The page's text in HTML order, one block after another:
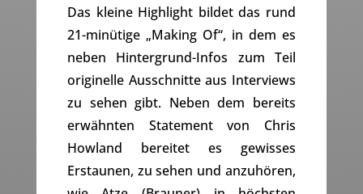
Das kleine Highlight bildet das rund
21-minütige „Making Of“, in dem es
neben Hintergrund-Infos zum Teil
originelle Ausschnitte aus Interviews
zu sehen gibt. Neben dem bereits
erwähnten Statement von Chris
Howland bereitet es gewisses
Erstaunen, zu sehen und anzuhören,